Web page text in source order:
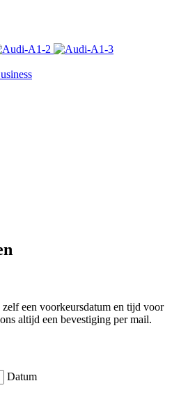
een voorkeursdatum en tijd voor
altijd een bevestiging per mail.
Datum